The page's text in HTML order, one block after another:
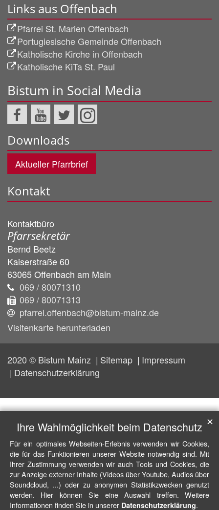
Links aus Offenbach
Pfarrei St. Marien Offenbach
Portugiesische Gemeinde Offenbach
Katholische Kirche in Offenbach
Katholische KiTa St. Paul
Bistum in Social Media
Downloads
Aktueller Pfarrbrief
Kontakt
Kontaktbüro
Pfarrsekretär
Bernd Beetz
Kaiserstraße 60
63065Offenbach am Main
069 / 80071310
069 / 80071313
pfarrei.offenbach@bistum-mainz.de
Visitenkarte herunterladen
2020 © Bistum Mainz Sitemap
Impressum
Datenschutzerklärung
Ihre Wahlmöglichkeit beim Datenschutz
Für ein optimales Webseiten-Erlebnis verwenden wir Cookies,
die für das Funktionieren unserer Website notwendig sind. Mit
Ihrer Zustimmung verwenden wir auch Tools und Cookies, die
zur Anzeige externer Inhalte (Videos über Youtube, Audios über
Soundcloud, ...) oder zu anonymen Statistikzwecken genutzt
werden. Hier können Sie eine Auswahl treffen. Weitere
Informationen finden Sie in unserer Datenschutzerklärung.
✕